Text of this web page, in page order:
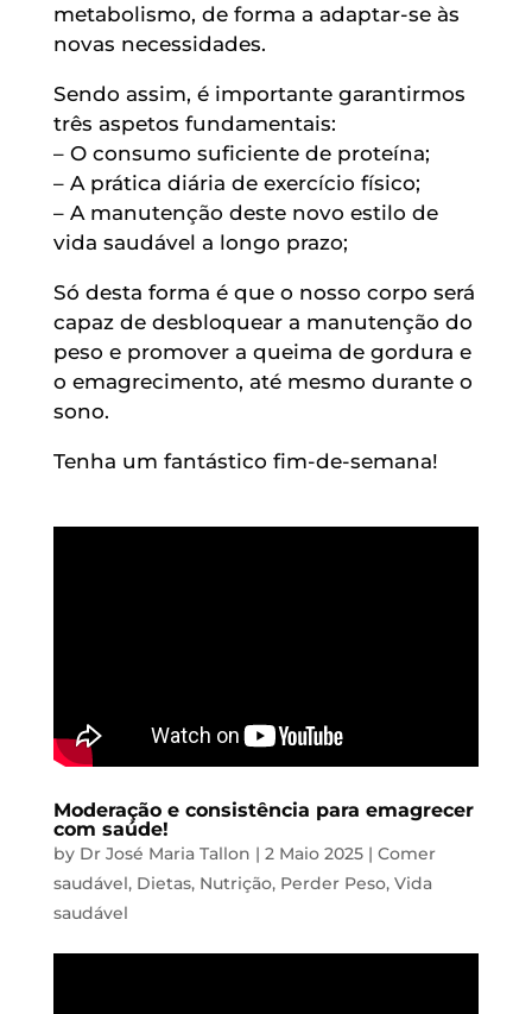
metabolismo, de forma a adaptar-se às
novas necessidades.
Sendo assim, é importante garantirmos
três aspetos fundamentais:
– O consumo suficiente de proteína;
– A prática diária de exercício físico;
– A manutenção deste novo estilo de
vida saudável a longo prazo;
Só desta forma é que o nosso corpo será
capaz de desbloquear a manutenção do
peso e promover a queima de gordura e
o emagrecimento, até mesmo durante o
sono.
Tenha um fantástico fim-de-semana!
Moderação e consistência para emagrecer
com saúde!
by Dr José Maria Tallon | 2 Maio 2025| Comer
saudável, Dietas, Nutrição, Perder Peso, Vida
saudável